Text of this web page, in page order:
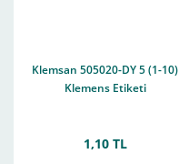
Klemsan 505020-DY 5 (1-10)
Klemens Etiketi
1,10 TL